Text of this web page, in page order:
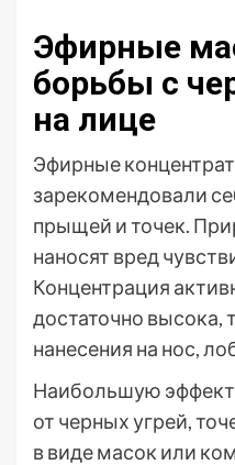
Эфирные
борьбы с
на лице
Эфирные
зарекомендовали
прыщей и точек.
наносят вред
Концентрация
достаточно высока,
нанесения на нос,
Наибольшую
от черных угрей,
в виде масок или